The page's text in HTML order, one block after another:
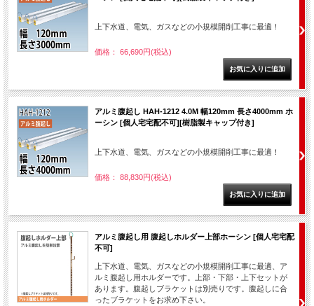
上下水道、電気、ガスなどの小規模開削工事に最適！
価格： 66,690円(税込)
アルミ腹起し HAH-1212 4.0M 幅120mm 長さ4000mm ホ
ーシン [個人宅宅配不可][樹脂製キャップ付き]
上下水道、電気、ガスなどの小規模開削工事に最適！
価格： 88,830円(税込)
アルミ腹起し用 腹起しホルダー上部ホーシン [個人宅宅配
不可]
上下水道、電気、ガスなどの小規模開削工事に最適、ア
ルミ腹起し用ホルダーです。上部・下部・上下セットが
あります。腹起しブラケットは別売りです。腹起しに合
ったブラケットをお求め下さい。